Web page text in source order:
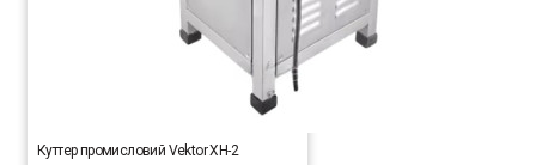
Куттер промисловий Vektor XH-2